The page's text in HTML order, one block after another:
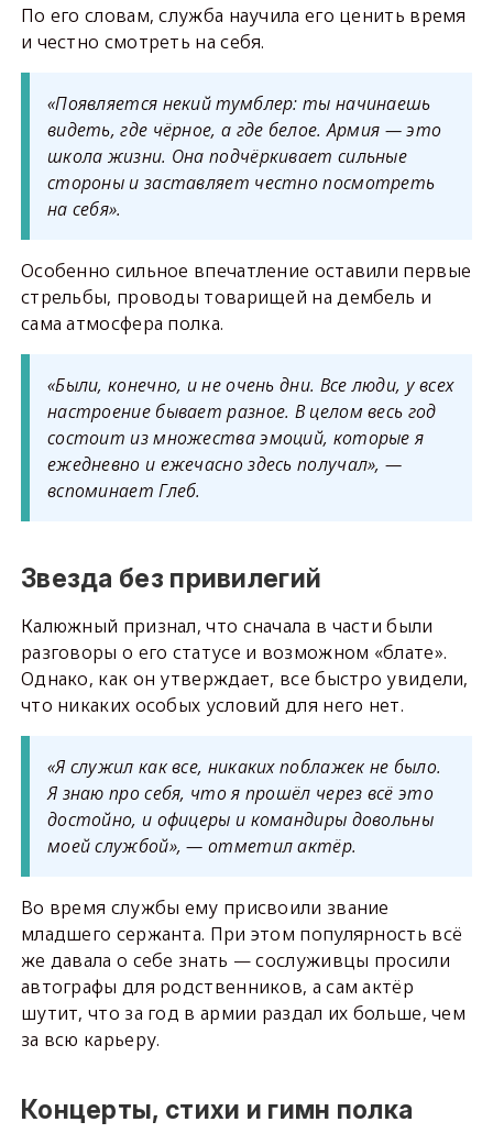
По его словам, служба научила его ценить время
и честно смотреть на себя.
«Появляется некий тумблер: ты начинаешь
видеть, где чёрное, а где белое. Армия — это
школа жизни. Она подчёркивает сильные
стороны и заставляет честно посмотреть
на себя».
Особенно сильное впечатление оставили первые
стрельбы, проводы товарищей на дембель и
сама атмосфера полка.
«Были, конечно, и не очень дни. Все люди, у всех
настроение бывает разное. В целом весь год
состоит из множества эмоций, которые я
ежедневно и ежечасно здесь получал», —
вспоминает Глеб.
Звезда без привилегий
Калюжный признал, что сначала в части были
разговоры о его статусе и возможном «блате».
Однако, как он утверждает, все быстро увидели,
что никаких особых условий для него нет.
«Я служил как все, никаких поблажек не было.
Я знаю про себя, что я прошёл через всё это
достойно, и офицеры и командиры довольны
моей службой», — отметил актёр.
Во время службы ему присвоили звание
младшего сержанта. При этом популярность всё
же давала о себе знать — сослуживцы просили
автографы для родственников, а сам актёр
шутит, что за год в армии раздал их больше, чем
за всю карьеру.
Концерты, стихи и гимн полка